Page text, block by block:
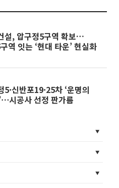
설, 압구정5구역 확보…
역 잇는 ‘현대 타운’ 현실화
5·신반포19·25차 ‘운명의
시공사 선정 판가름